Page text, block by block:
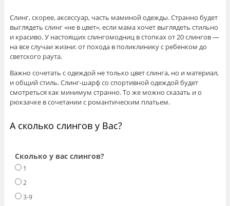
Слинг, скорее, аксессуар, часть маминой одежды. Странно будет
выглядеть слинг «не в цвет», если мама хочет выглядеть стильно
и красиво. У настоящих слингомодниц в стопках от 20 слингов —
на все случаи жизни: от похода в поликлинику с ребенком до
светского раута.
Важно сочетать с одеждой не только цвет слинга, но и материал,
и общий стиль. Слинг-шарф со спортивной одеждой будет
смотреться как минимум странно. То же можно сказать и о
рюкзачке в сочетании с романтическим платьем.
А сколько слингов у Вас?
Сколько у вас слингов?
1
2
3-9